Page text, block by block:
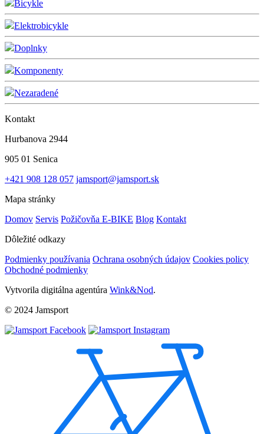
Bicykle
Elektrobicykle
Doplnky
Komponenty
Nezaradené
Kontakt
Hurbanova 2944
905 01 Senica
+421 908 128 057 jamsport@jamsport.sk
Mapa stránky
Domov Servis Požičovňa E-BIKE Blog Kontakt
Dôležité odkazy
Podmienky používania Ochrana osobných údajov Cookies policy
Obchodné podmienky
Vytvorila digitálna agentúra Wink&Nod.
© 2024 Jamsport